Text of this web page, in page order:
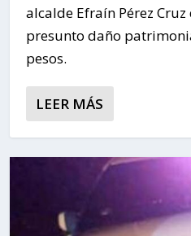
alcalde Efraín Pérez
presunto daño
pesos.
LEER MÁS